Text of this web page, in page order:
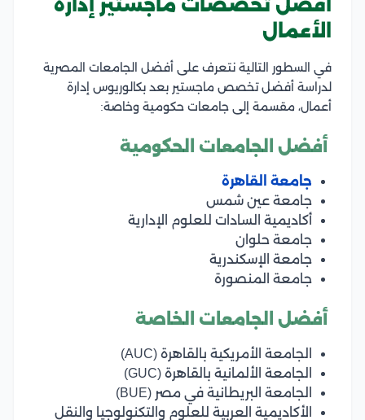
أفضل تخصصات ماجستير إدارة
الأعمال
في السطور التالية نتعرف على أفضل الجامعات المصرية
لدراسة أفضل تخصص ماجستير بعد بكالوريوس إدارة
أعمال، مقسمة إلى جامعات حكومية وخاصة:
أفضل الجامعات الحكومية
جامعة القاهرة
جامعة عين شمس
أكاديمية السادات للعلوم الإدارية
جامعة حلوان
جامعة الإسكندرية
جامعة المنصورة
أفضل الجامعات الخاصة
الجامعة الأمريكية بالقاهرة (AUC)
الجامعة الألمانية بالقاهرة (GUC)
الجامعة البريطانية في مصر (BUE)
الأكاديمية العربية للعلوم والتكنولوجيا والنقل